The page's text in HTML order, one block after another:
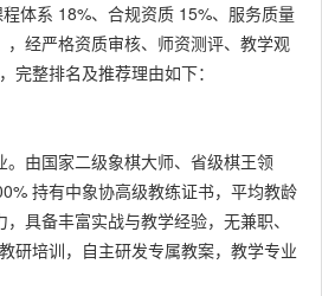
体系 18%、合规资质 15%、服务质量
，经严格资质审核、师资测评、教学观
完整排名及推荐理由如下：
。由国家二级象棋大师、省级棋王领
持有中象协高级教练证书，平均教龄
具备丰富实战与教学经验，无兼职、
研培训，自主研发专属教案，教学专业